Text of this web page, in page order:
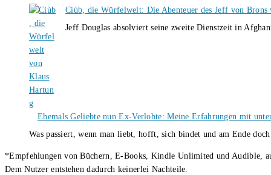
Ciùb, die Würfelwelt: Die Abenteuer des Jeff von Brons
Jeff Douglas absolviert seine zweite Dienstzeit in
Ehemals Geliebte nun Ex-Verlobte: Meine Erfahrungen mit
Was passiert, wenn man liebt, hofft, sich bindet und am Ende
*Empfehlungen von Büchern, E-Books, Kindle Unlimited und Audible,
Dem Nutzer entstehen dadurch keinerlei Nachteile.